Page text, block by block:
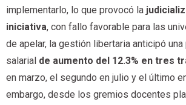
implementarlo, lo que provocó la
iniciativa, con fallo favorable para las
de apelar, la gestión libertaria anticipó
salarial de aumento del 12.3% en tres
en marzo, el segundo en julio y el último
embargo, desde los gremios docentes